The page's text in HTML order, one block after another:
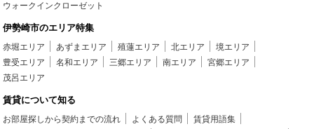
ウォークインクローゼット
伊勢崎市のエリア特集
赤堀エリア あずまエリア 殖蓮エリア 北エリア
境エリア
豊受エリア
名和エリア 三郷エリア 南エリア
宮郷エリア
茂呂エリア
賃貸について知る
お部屋探しから契約までの流れ よくある質問
賃貸用語集